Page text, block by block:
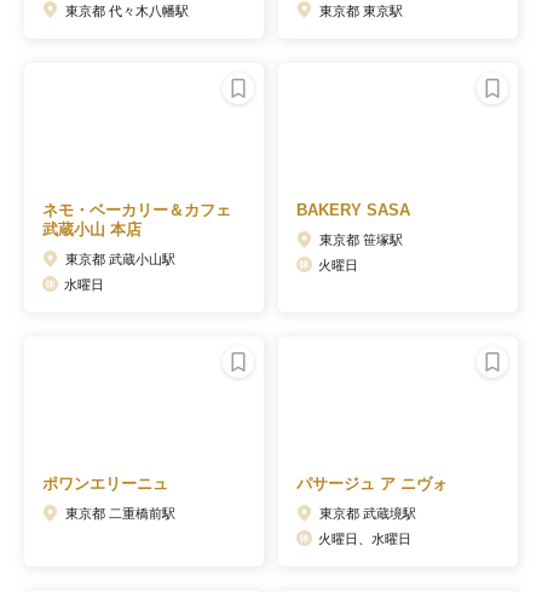
東京都 代々木八幡駅 東京都 東京駅
ネモ・ベーカリー＆カフェ
武蔵小山 本店
東京都 武蔵小山駅
水曜日
BAKERY SASA
東京都 笹塚駅
火曜日
ポワンエリーニュ
東京都 二重橋前駅
パサージュ ア ニヴォ
東京都 武蔵境駅
火曜日、水曜日